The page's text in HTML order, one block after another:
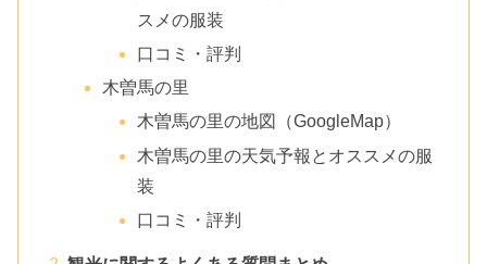
スメの服装
口コミ・評判
木曽馬の里
木曽馬の里の地図（GoogleMap）
木曽馬の里の天気予報とオススメの服
装
口コミ・評判